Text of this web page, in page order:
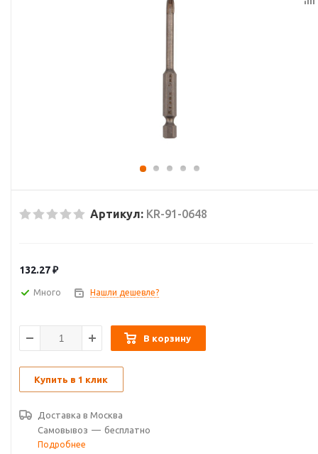
Артикул: KR-91-0648
132.27₽
Много Нашли дешевле?
В корзину
Купить в 1 клик
Доставка в Москва
Самовывоз — бесплатно
Подробнее